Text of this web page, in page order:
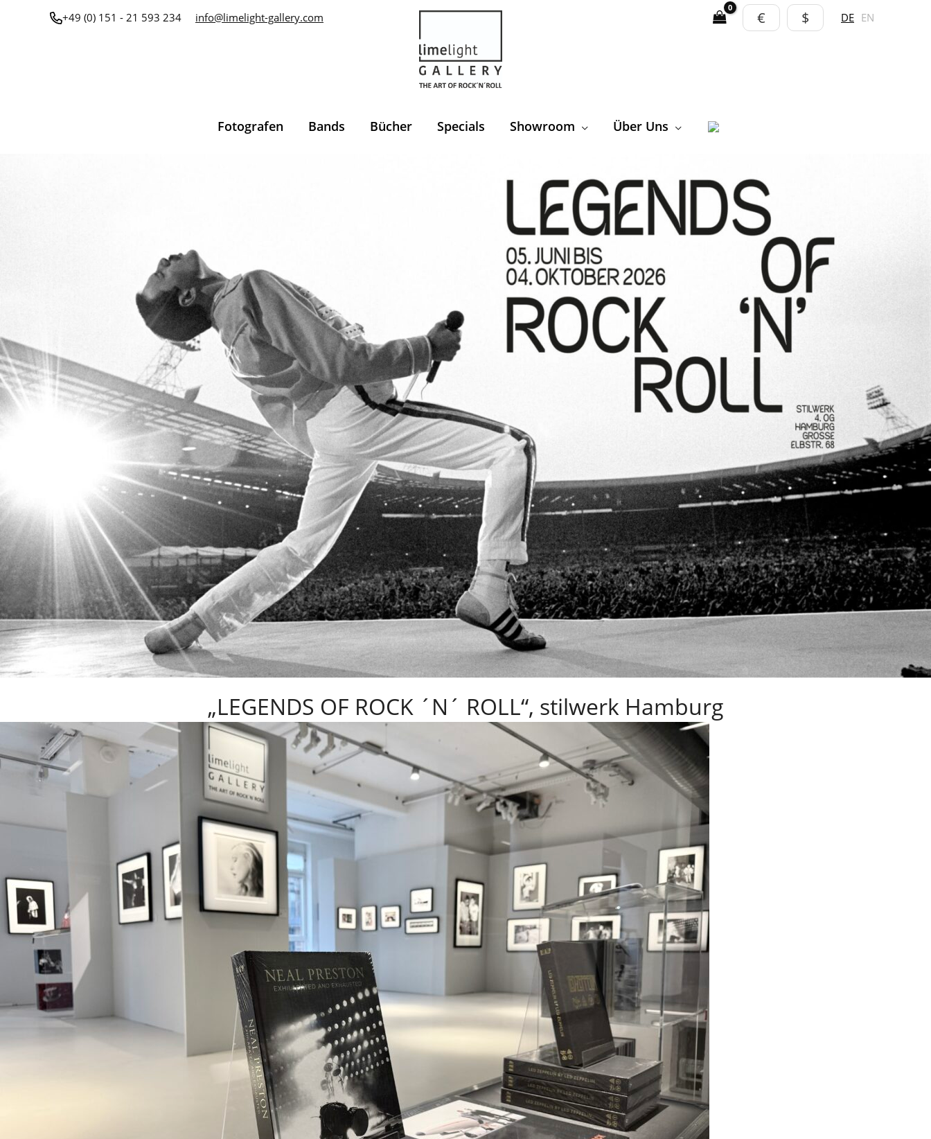
+49 (0) 151 - 21 593 234 info@limelight-gallery.com € $ DE EN
Fotografen Bands Bücher Specials Showroom Über Uns
„LEGENDS OF ROCK ´N´ ROLL“, stilwerk Hamburg